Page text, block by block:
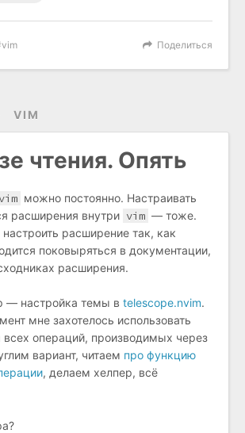
Поделиться
vim
VIM
чтения. Опять
vim можно постоянно. Настраивать
расширения внутри vim — тоже.
расширение так, как
поковыряться в документации,
расширения.
— настройка темы в telescope.nvim.
мне захотелось использовать
всех операций, производимых через
вариант, читаем про функцию
, делаем хелпер, всё